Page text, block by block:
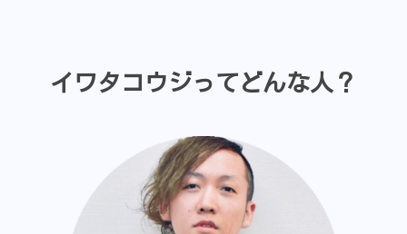
イワタコウジってどんな人？